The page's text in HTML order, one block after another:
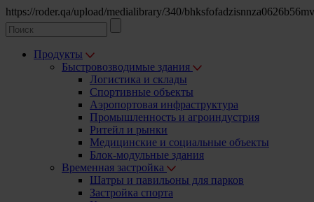
https://roder.qa/upload/medialibrary/340/
Продукты
Быстровозводимые здания
Логистика и склады
Спортивные объекты
Аэропортовая инфраструктура
Промышленность и агроиндустрия
Ритейл и рынки
Медицинские и социальные объекты
Блок-модульные здания
Временная застройка
Шатры и павильоны для парков
Застройка спорта